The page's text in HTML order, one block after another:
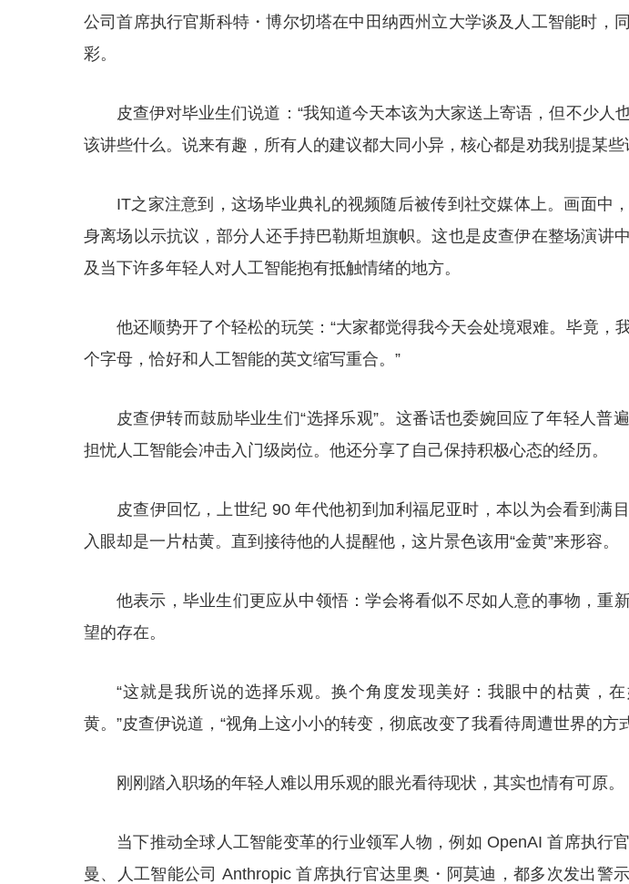
公司首席执行官斯科特・博尔切塔在中田纳西州立大学谈及人工智能时，
彩。
皮查伊对毕业生们说道：“我知道今天本该为大家送上寄语，但不少人
该讲些什么。说来有趣，所有人的建议都大同小异，核心都是劝我别提某些
IT之家注意到，这场毕业典礼的视频随后被传到社交媒体上。画面中
身离场以示抗议，部分人还手持巴勒斯坦旗帜。这也是皮查伊在整场演讲
及当下许多年轻人对人工智能抱有抵触情绪的地方。
他还顺势开了个轻松的玩笑：“大家都觉得我今天会处境艰难。毕竟，
个字母，恰好和人工智能的英文缩写重合。”
皮查伊转而鼓励毕业生们“选择乐观”。这番话也委婉回应了年轻人普
担忧人工智能会冲击入门级岗位。他还分享了自己保持积极心态的经历。
皮查伊回忆，上世纪 90 年代他初到加利福尼亚时，本以为会看到满
入眼却是一片枯黄。直到接待他的人提醒他，这片景色该用“金黄”来形容。
他表示，毕业生们更应从中领悟：学会将看似不尽如人意的事物，重
望的存在。
“这就是我所说的选择乐观。换个角度发现美好：我眼中的枯黄，
黄。”皮查伊说道，“视角上这小小的转变，彻底改变了我看待周遭世界的方
刚刚踏入职场的年轻人难以用乐观的眼光看待现状，其实也情有可原。
当下推动全球人工智能变革的行业领军人物，例如 OpenAI 首席执行
曼、人工智能公司 Anthropic 首席执行官达里奥・阿莫迪，都多次发出警